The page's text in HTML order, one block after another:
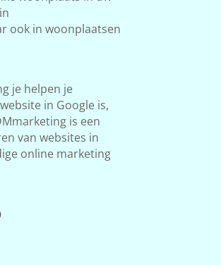
ook in woonplaatsen
je helpen je
in Google is,
is een
van websites in
online marketing